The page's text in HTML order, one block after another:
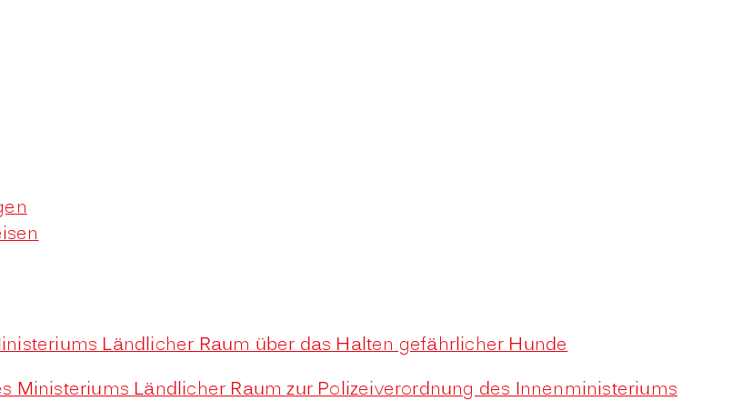
Ländlicher Raum über das Halten gefährlicher Hunde
Ministeriums Ländlicher Raum zur Polizeiverordnung des Innenministeriums